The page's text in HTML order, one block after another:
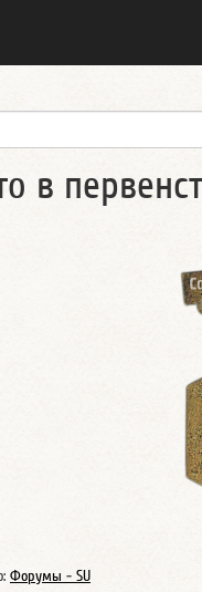
в
Форумы - SU